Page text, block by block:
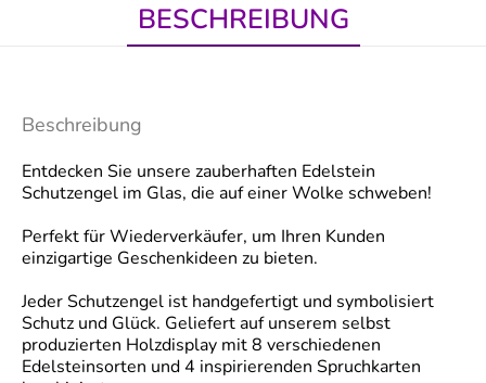
BESCHREIBUNG
Beschreibung
Entdecken Sie unsere zauberhaften Edelstein
Schutzengel im Glas, die auf einer Wolke schweben!
Perfekt für Wiederverkäufer, um Ihren Kunden
einzigartige Geschenkideen zu bieten.
Jeder Schutzengel ist handgefertigt und symbolisiert
Schutz und Glück. Geliefert auf unserem selbst
produzierten Holzdisplay mit 8 verschiedenen
Edelsteinsorten und 4 inspirierenden Spruchkarten